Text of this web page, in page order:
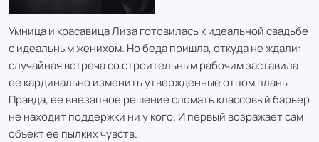
Умница и красавица Лиза готовилась к идеальной свадьбе
с идеальным женихом. Но беда пришла, откуда не ждали:
случайная встреча со строительным рабочим заставила
ее кардинально изменить утвержденные отцом планы.
Правда, ее внезапное решение сломать классовый барьер
не находит поддержки ни у кого. И первый возражает сам
объект ее пылких чувств.